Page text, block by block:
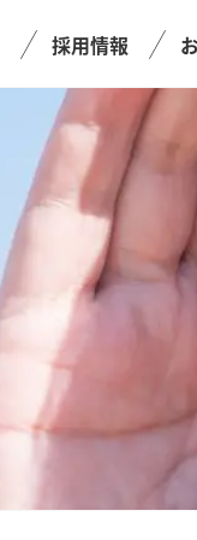
採用情報